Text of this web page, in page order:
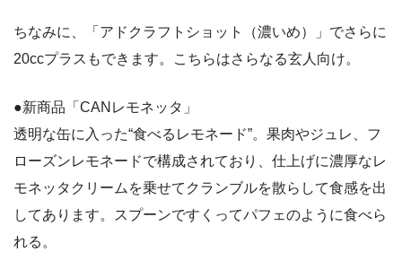
ちなみに、「アドクラフトショット（濃いめ）」でさらに
20ccプラスもできます。こちらはさらなる玄人向け。
●新商品「CANレモネッタ」
透明な缶に入った“食べるレモネード”。果肉やジュレ、フ
ローズンレモネードで構成されており、仕上げに濃厚なレ
モネッタクリームを乗せてクランブルを散らして食感を出
してあります。スプーンですくってパフェのように食べら
れる。